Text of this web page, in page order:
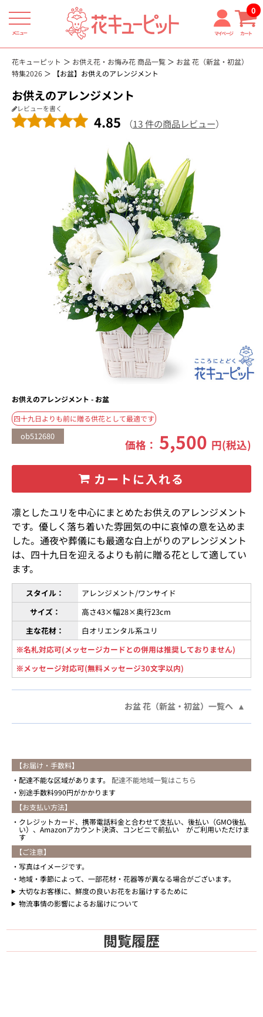
メニュー マイページ カート
0
花キューピット お供え花・お悔み花 商品一覧
お盆 花（新盆・初盆）
特集2026
【お盆】お供えのアレンジメント
お供えのアレンジメント
レビューを書く
4.85 （13 件の商品レビュー）
お供えのアレンジメント - お盆
四十九日よりも前に贈る供花として最適です
ob512680
価格： 5,500 円(税込)
カートに入れる
凛としたユリを中心にまとめたお供えのアレンジメント
です。優しく落ち着いた雰囲気の中に哀悼の意を込めま
した。通夜や葬儀にも最適な白上がりのアレンジメント
は、四十九日を迎えるよりも前に贈る花として適してい
ます。
スタイル：
アレンジメント/ワンサイド
サイズ：
高さ43×幅28×奥行23cm
主な花材：
白オリエンタル系ユリ
※名札対応可(メッセージカードとの併用は推奨しておりません)
※メッセージ対応可(無料メッセージ30文字以内)
お盆 花（新盆・初盆）一覧へ
【お届け・手数料】
配達不能な区域があります。 配達不能地域一覧はこちら
別途手数料990円がかかります
【お支払い方法】
クレジットカード、携帯電話料金と合わせて支払い、後払い（GMO後払
い）、Amazonアカウント決済、コンビニで前払い がご利用いただけま
す
【ご注意】
写真はイメージです。
地域・季節によって、一部花材・花器等が異なる場合がございます。
大切なお客様に、鮮度の良いお花をお届けするために
物流事情の影響によるお届けについて
閲覧履歴